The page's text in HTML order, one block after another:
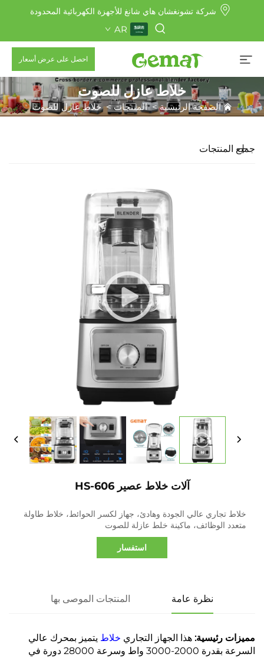
شركة تشونغشان هاي شانغ للأجهزة الكهربائية المحدودة
AR
احصل على عرض أسعار
خلاط عازل للصوت
الصفحة الرئيسية>المنتجات>خلاط عازل للصوت
جميع المنتجات
آلات خلاط عصير HS-606
خلاط تجاري عالي الجودة وهادئ، جهاز لكسر الحوائط، خلاط طاولة
متعدد الوظائف، ماكينة خلط عازلة للصوت
استفسار
نظرة عامة المنتجات الموصى بها
مميزات رئيسية: هذا الجهاز التجاري خلاط يتميز بمحرك عالي
السرعة بقدرة 2000-3000 واط وسرعة 28000 دورة في